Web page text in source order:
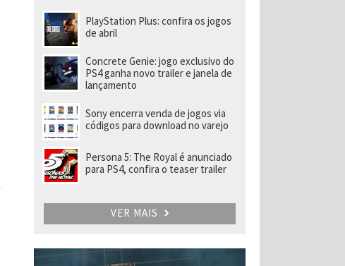
PlayStation Plus: confira os jogos
de abril
Concrete Genie: jogo exclusivo do
PS4 ganha novo trailer e janela de
lançamento
Sony encerra venda de jogos via
códigos para download no varejo
Persona 5: The Royal é anunciado
para PS4, confira o teaser trailer
VER MAIS